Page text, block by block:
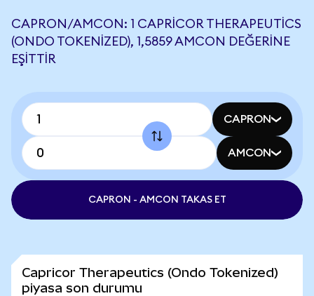
CAPRON/AMCON: 1 CAPRICOR THERAPEUTICS
(ONDO TOKENIZED), 1,5859 AMCON DEĞERINE
EŞITTIR
CAPRON
AMCON
CAPRON - AMCON TAKAS ET
Capricor Therapeutics (Ondo Tokenized)
piyasa son durumu